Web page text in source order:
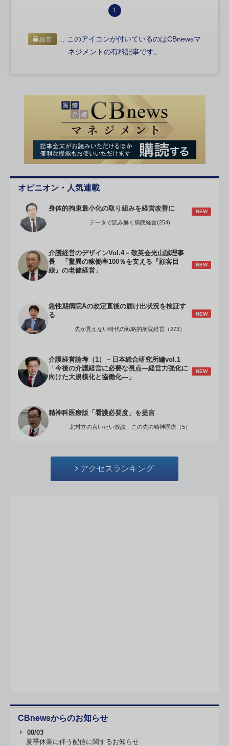
1
経営
… このアイコンが付いているのはCBnewsマ
ネジメントの有料記事です。
オピニオン・人気連載
身体的拘束最小化の取り組みを経営改善に NEW
データで読み解く病院経営(254)
介護経営のデザインVol.4－敬英会光山誠理事
長 「驚異の稼働率100％を支える『顧客目
線』の老健経営」
NEW
急性期病院Aの改定直後の届け出状況を検証す
る
NEW
先が見えない時代の戦略的病院経営（273）
介護経営論考（1）－日本総合研究所編vol.1
「今後の介護経営に必要な視点―経営力強化に
向けた大規模化と協働化―」
NEW
精神科医療版「看護必要度」を提言
北村立の言いたい放談 この先の精神医療（5）
アクセスランキング
CBnewsからのお知らせ
08/03
夏季休業に伴う配信に関するお知らせ